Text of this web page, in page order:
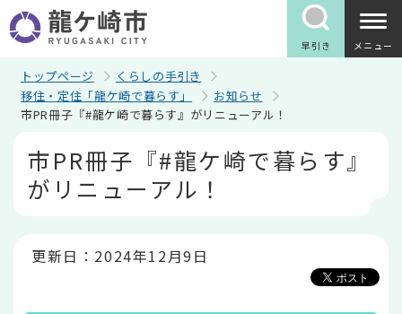
の
ペ
早引き メニュー
トップページ
くらしの手引き
移住・定住「龍ケ崎で暮らす」
お知らせ
市PR冊子『#龍ケ崎で暮らす』がリニューアル！
市PR冊子『#龍ケ崎で暮らす』
がリニューアル！
更新日：2024年12月9日